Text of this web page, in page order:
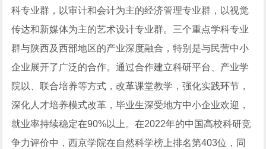
科专业群，以审计和会计为主的经济管理专业群，以视觉
传达和新媒体为主的艺术设计专业群。三个重点学科专业
群与陕西及西部地区的产业深度融合，特别是与民营中小
企业展开了广泛的合作。通过合作建立科研平台、产业学
院以、联合培养等方式，改革课堂教学，强化实践环节，
深化人才培养模式改革，毕业生深受地方中小企业欢迎，
就业率持续稳定在90%以上。在2022年的中国高校科研竞
争力评价中，西京学院在自然科学榜上排名第403位，同